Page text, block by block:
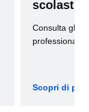
Consulta gli
professionale
Scopri di più